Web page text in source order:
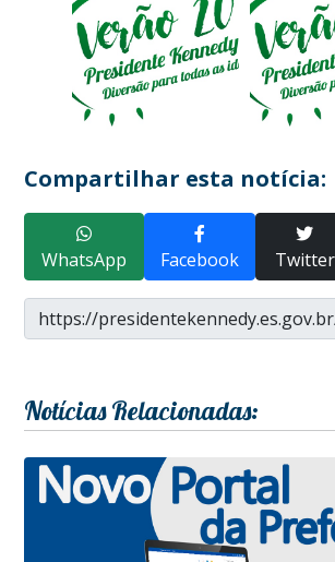
Compartilhar esta notícia:
WhatsApp Facebook Twitter
Notícias Relacionadas: